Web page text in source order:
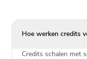
Hoe werken credits
Credits schalen met